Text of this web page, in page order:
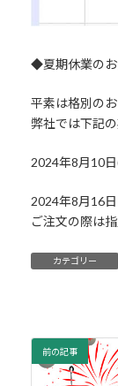
◆夏期休業の
平素は格別の
弊社では下記
2024年8月10
2024年8月16
ご注文の際は
カテゴリー
前の記事